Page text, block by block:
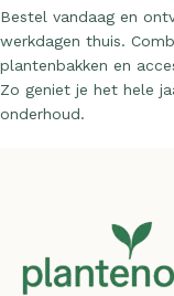
Bestel vandaag en
werkdagen thuis.
plantenbakken en
Zo geniet je het hele
onderhoud.